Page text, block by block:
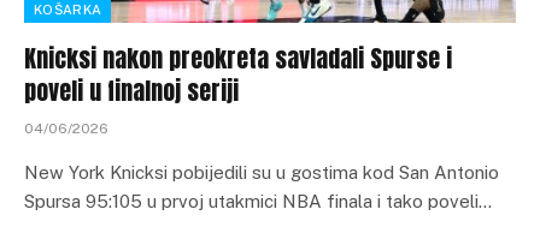
KOŠARKA
Knicksi nakon preokreta savladali Spurse i
poveli u finalnoj seriji
04/06/2026
New York Knicksi pobijedili su u gostima kod San Antonio
Spursa 95:105 u prvoj utakmici NBA finala i tako poveli…